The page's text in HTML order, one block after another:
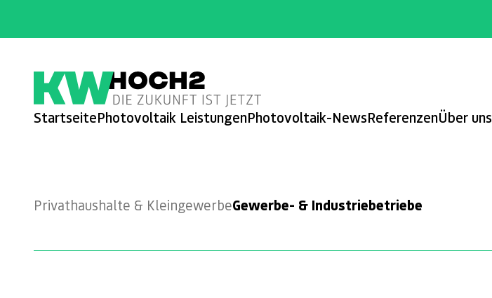
StartseitePhotovoltaik LeistungenPhotovoltaik-NewsReferenzenÜber uns
Privathaushalte & KleingewerbeGewerbe- & Industriebetriebe